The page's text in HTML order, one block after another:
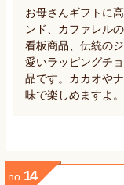
お母さんギフトに
ンド、カファレル
看板商品、伝統の
愛いラッピングチ
品です。カカオや
味で楽しめますよ。
no. 14